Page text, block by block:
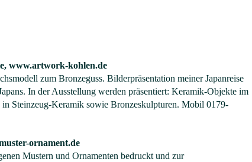
www.artwork-kohlen.de
zum Bronzeguss. Bilderpräsentation meiner Japanreise
In der Ausstellung werden präsentiert: Keramik-Objekte im
Steinzeug-Keramik sowie Bronzeskulpturen. Mobil 0179-
ornament.de
Mustern und Ornamenten bedruckt und zur